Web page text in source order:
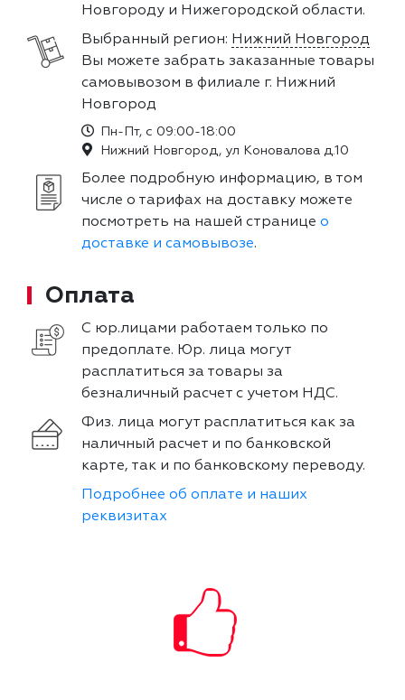
Новгороду и Нижегородской области.
Выбранный регион: Нижний Новгород
Вы можете забрать заказанные товары
самовывозом в филиале г. Нижний
Новгород
Пн-Пт, с 09:00-18:00
Нижний Новгород, ул Коновалова д.10
Более подробную информацию, в том
числе о тарифах на доставку можете
посмотреть на нашей странице о
доставке и самовывозе.
Оплата
С юр.лицами работаем только по
предоплате. Юр. лица могут
расплатиться за товары за
безналичный расчет с учетом НДС.
Физ. лица могут расплатиться как за
наличный расчет и по банковской
карте, так и по банковскому переводу.
Подробнее об оплате и наших
реквизитах